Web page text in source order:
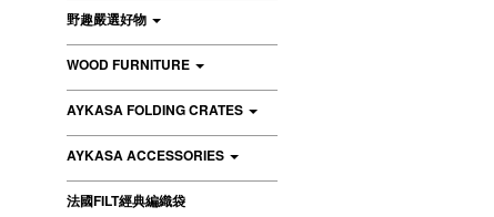
野趣嚴選好物
WOOD FURNITURE
AYKASA FOLDING CRATES
AYKASA ACCESSORIES
法國FILT經典編織袋